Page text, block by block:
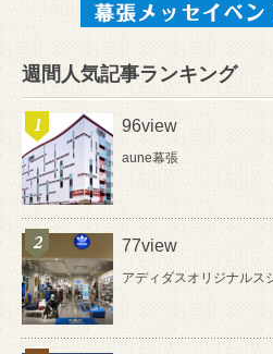
週間人気記事ランキング
96view
aune幕張
77view
アディダスオリジナルス